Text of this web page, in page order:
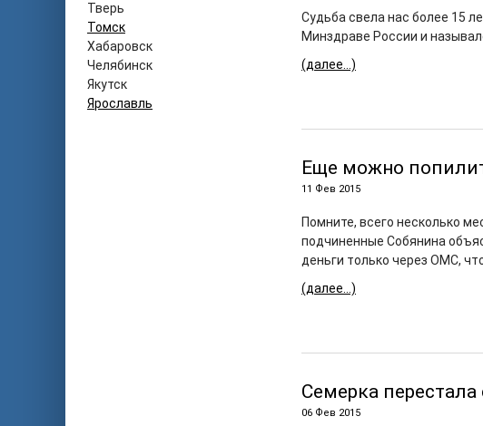
Тверь
Томск
Хабаровск
Челябинск
Якутск
Ярославль
Судьба свела нас более 15
Минздраве России и
(далее…)
Еще можно
11 Фев 2015
Помните, всего несколько
подчиненные Собянина
деньги только через ОМС,
(далее…)
Семерка
06 Фев 2015